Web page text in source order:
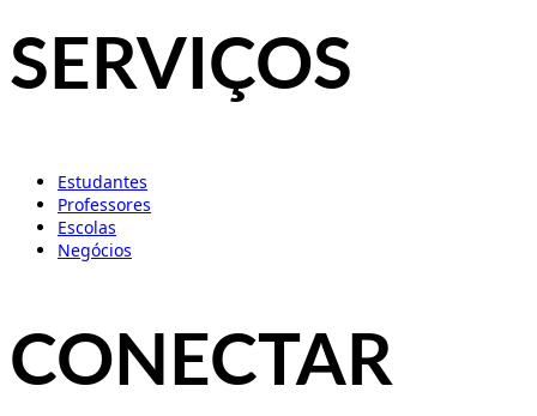
SERVIÇOS
Estudantes
Professores
Escolas
Negócios
CONECTAR